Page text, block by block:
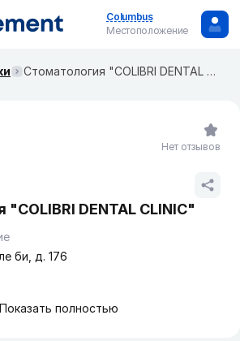
Columbus
Местоположение
Стоматология "COLIBRI DENTAL CLINIC"
DENTAL CLINIC"
би, д. 176
Показать полностью
Нет отзывов